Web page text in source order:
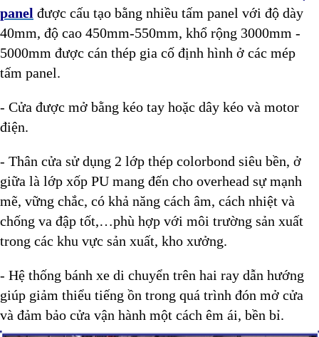
panel được cấu tạo bằng nhiều tấm panel với độ dày
40mm, độ cao 450mm-550mm, khổ rộng 3000mm -
5000mm được cán thép gia cố định hình ở các mép
tấm panel.
- Cửa được mở bằng kéo tay hoặc dây kéo và motor
điện.
- Thân cửa sử dụng 2 lớp thép colorbond siêu bền, ở
giữa là lớp xốp PU mang đến cho overhead sự mạnh
mẽ, vững chắc, có khả năng cách âm, cách nhiệt và
chống va đập tốt,…phù hợp với môi trường sản xuất
trong các khu vực sản xuất, kho xưởng.
- Hệ thống bánh xe di chuyển trên hai ray dẫn hướng
giúp giảm thiểu tiếng ồn trong quá trình đón mở cửa
và đảm bảo cửa vận hành một cách êm ái, bền bỉ.